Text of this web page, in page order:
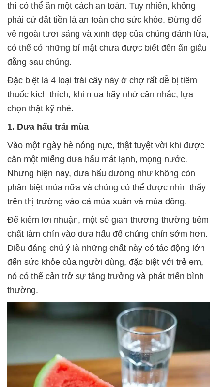
thì có thể ăn một cách an toàn. Tuy nhiên, không
phải cứ đắt tiền là an toàn cho sức khỏe. Đừng để
vẻ ngoài tươi sáng và xinh đẹp của chúng đánh lừa,
có thể có những bí mật chưa được biết đến ẩn giấu
đằng sau chúng.
Đặc biệt là 4 loại trái cây này ở chợ rất dễ bị tiêm
thuốc kích thích, khi mua hãy nhớ cân nhắc, lựa
chọn thật kỹ nhé.
1. Dưa hấu trái mùa
Vào một ngày hè nóng nực, thật tuyệt vời khi được
cắn một miếng dưa hấu mát lạnh, mọng nước.
Nhưng hiện nay, dưa hấu dường như không còn
phân biệt mùa nữa và chúng có thể được nhìn thấy
trên thị trường vào cả mùa xuân và mùa đông.
Để kiếm lợi nhuận, một số gian thương thường tiêm
chất làm chín vào dưa hấu để chúng chín sớm hơn.
Điều đáng chú ý là những chất này có tác động lớn
đến sức khỏe của người dùng, đặc biệt với trẻ em,
nó có thể cản trở sự tăng trưởng và phát triển bình
thường.